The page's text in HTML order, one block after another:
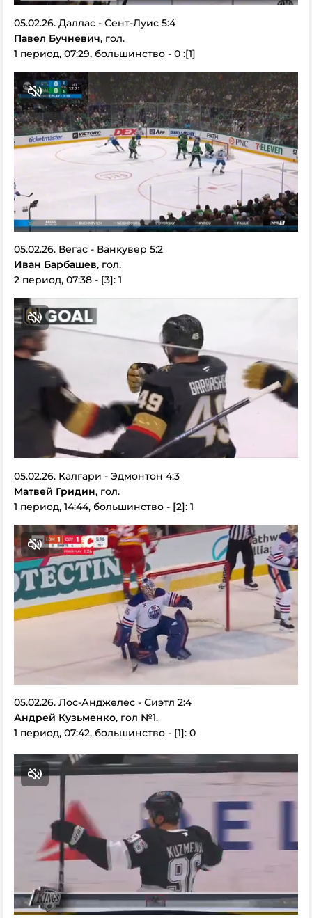
05.02.26. Даллас - Сент-Луис 5:4
Павел Бучневич, гол.
1 период, 07:29, большинство - 0 :[1]
05.02.26. Вегас - Ванкувер 5:2
Иван Барбашев, гол.
2 период, 07:38 - [3]: 1
05.02.26. Калгари - Эдмонтон 4:3
Матвей Гридин, гол.
1 период, 14:44, большинство - [2]: 1
05.02.26. Лос-Анджелес - Сиэтл 2:4
Андрей Кузьменко, гол №1.
1 период, 07:42, большинство - [1]: 0